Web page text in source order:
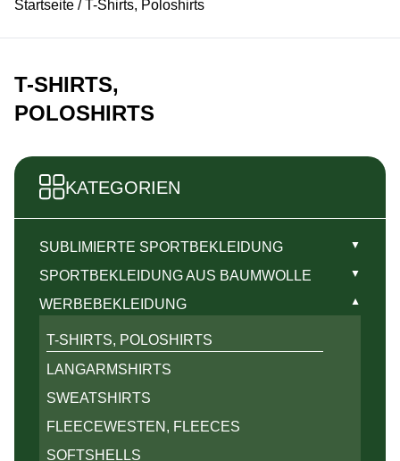
Startseite / T-Shirts, Poloshirts
T-SHIRTS,
POLOSHIRTS
KATEGORIEN
SUBLIMIERTE SPORTBEKLEIDUNG
T-SHIRTS, RASHGUARDS
SHORTS, SPORTHOSEN, SKORTS
LANGARMSHIRTS
▼
SPORTBEKLEIDUNG AUS BAUMWOLLE
T-SHIRTS, POLOSHIRTS
SWEATSHIRTS
▼
WERBEBEKLEIDUNG
T-SHIRTS, POLOSHIRTS
LANGARMSHIRTS
SWEATSHIRTS
FLEECEWESTEN, FLEECES
SOFTSHELLS
▼